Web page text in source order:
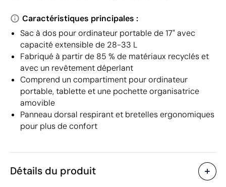
Caractéristiques principales :
Sac à dos pour ordinateur portable de 17" avec
capacité extensible de 28-33 L
Fabriqué à partir de 85 % de matériaux recyclés et
avec un revêtement déperlant
Comprend un compartiment pour ordinateur
portable, tablette et une pochette organisatrice
amovible
Panneau dorsal respirant et bretelles ergonomiques
pour plus de confort
Détails du produit